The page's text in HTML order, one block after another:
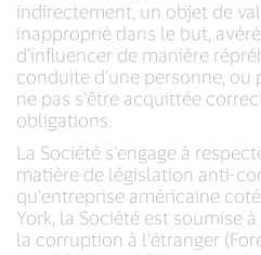
indirectement, un objet de
inapproprié dans le but,
d’influencer de manière
conduite d’une personne,
ne pas s’être acquittée
obligations.
La Société s’engage à
matière de législation anti-
qu’entreprise américaine
York, la Société est soumise
la corruption à l’étranger